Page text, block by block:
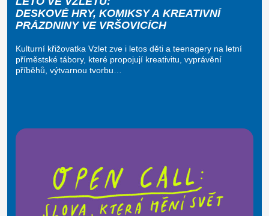
DESKOVÉ HRY, KOMIKSY A KREATIVNÍ
PRÁZDNINY VE VRŠOVICÍCH
Kulturní křižovatka Vzlet zve i letos děti a teenagery na letní
příměstské tábory, které propojují kreativitu, vyprávění
příběhů, výtvarnou tvorbu…